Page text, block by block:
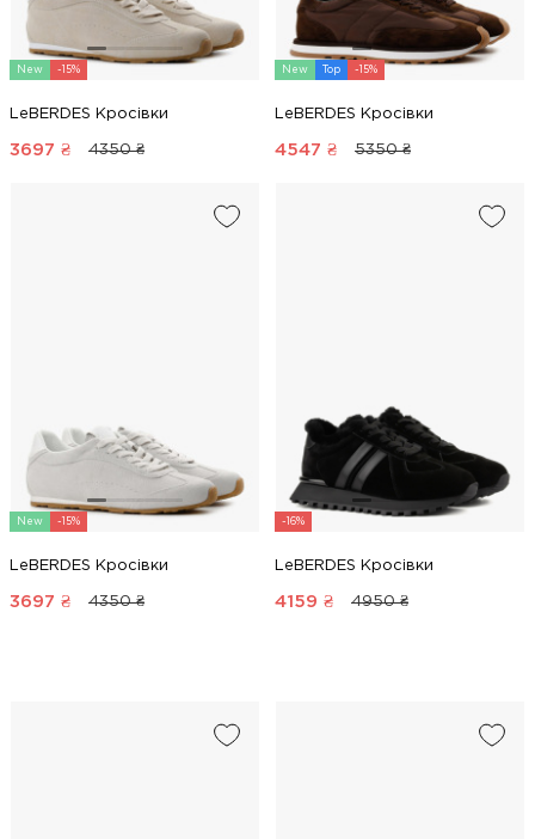
New -15%
LeBERDES Кросівки
3697 ₴ 4350 ₴
New Top -15%
LeBERDES Кросівки
4547 ₴ 5350 ₴
New -15%
LeBERDES Кросівки
3697 ₴ 4350 ₴
-16%
LeBERDES Кросівки
4159 ₴ 4950 ₴